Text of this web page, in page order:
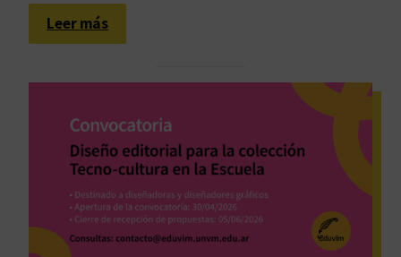
s
t
Leer más:
M
s
l
l
á
:
r
e